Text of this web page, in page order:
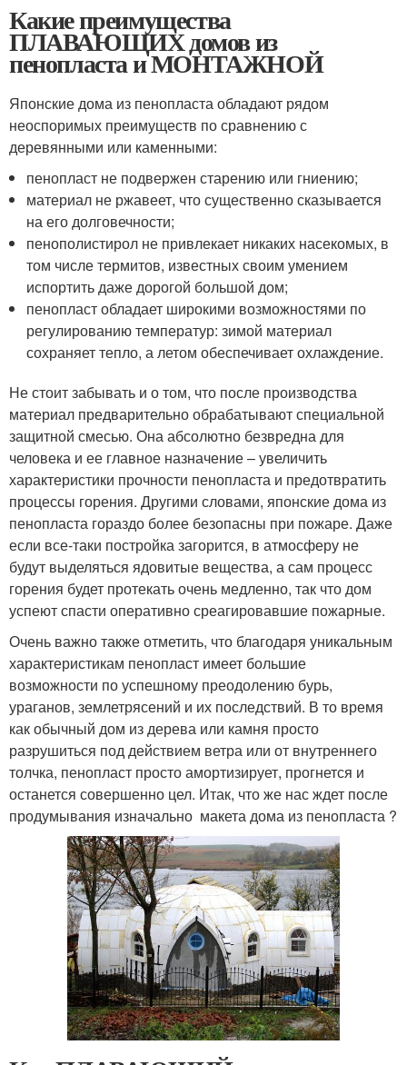
Какие преимущества
ПЛАВАЮЩИХ домов из
пенопласта и МОНТАЖНОЙ
Японские дома из пенопласта обладают рядом
неоспоримых преимуществ по сравнению с
деревянными или каменными:
пенопласт не подвержен старению или гниению;
материал не ржавеет, что существенно сказывается
на его долговечности;
пенополистирол не привлекает никаких насекомых, в
том числе термитов, известных своим умением
испортить даже дорогой большой дом;
пенопласт обладает широкими возможностями по
регулированию температур: зимой материал
сохраняет тепло, а летом обеспечивает охлаждение.
Не стоит забывать и о том, что после производства
материал предварительно обрабатывают специальной
защитной смесью. Она абсолютно безвредна для
человека и ее главное назначение – увеличить
характеристики прочности пенопласта и предотвратить
процессы горения. Другими словами, японские дома из
пенопласта гораздо более безопасны при пожаре. Даже
если все-таки постройка загорится, в атмосферу не
будут выделяться ядовитые вещества, а сам процесс
горения будет протекать очень медленно, так что дом
успеют спасти оперативно среагировавшие пожарные.
Очень важно также отметить, что благодаря уникальным
характеристикам пенопласт имеет большие
возможности по успешному преодолению бурь,
ураганов, землетрясений и их последствий. В то время
как обычный дом из дерева или камня просто
разрушиться под действием ветра или от внутреннего
толчка, пенопласт просто амортизирует, прогнется и
останется совершенно цел. Итак, что же нас ждет после
продумывания изначально макета дома из пенопласта ?